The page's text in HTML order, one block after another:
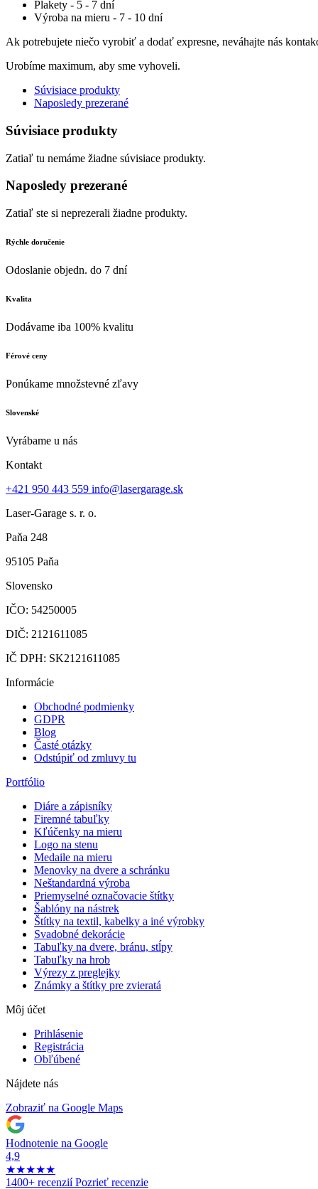
Plakety - 5 - 7 dní
Výroba na mieru - 7 - 10 dní
Ak potrebujete niečo vyrobiť a dodať expresne, neváhajte nás
Urobíme maximum, aby sme vyhoveli.
Súvisiace produkty
Naposledy prezerané
Súvisiace produkty
Zatiaľ tu nemáme žiadne súvisiace produkty.
Naposledy prezerané
Zatiaľ ste si neprezerali žiadne produkty.
Rýchle doručenie
Odoslanie objedn. do 7 dní
Kvalita
Dodávame iba 100% kvalitu
Férové ceny
Ponúkame množstevné zľavy
Slovenské
Vyrábame u nás
Kontakt
+421 950 443 559 info@lasergarage.sk
Laser-Garage s. r. o.
Paňa 248
95105 Paňa
Slovensko
IČO: 54250005
DIČ: 2121611085
IČ DPH: SK2121611085
Informácie
Obchodné podmienky
GDPR
Blog
Časté otázky
Odstúpiť od zmluvy tu
Portfólio
Diáre a zápisníky
Firemné tabuľky
Kľúčenky na mieru
Logo na stenu
Medaile na mieru
Menovky na dvere a schránku
Neštandardná výroba
Priemyselné označovacie štítky
Šablóny na nástrek
Štítky na textil, kabelky a iné výrobky
Svadobné dekorácie
Tabuľky na dvere, bránu, stĺpy
Tabuľky na hrob
Výrezy z preglejky
Známky a štítky pre zvieratá
Môj účet
Prihlásenie
Registrácia
Obľúbené
Nájdete nás
Zobraziť na Google Maps
Hodnotenie na Google
4,9
★★★★★
1400+ recenzií Pozrieť recenzie